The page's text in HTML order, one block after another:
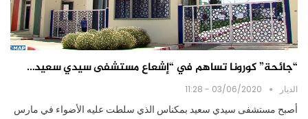
“جائحة” كورونا تساهم في “إشعاع مستشفى سيدي سعيد…
الديار 03/06/2020 - 11:28
أصبح مستشفى سيدي سعيد بمكناس الذي سلطت عليه الأضواء في مارس